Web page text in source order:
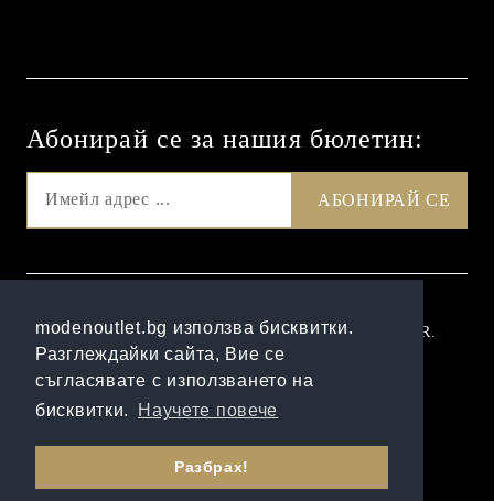
modenoutlet.bg използва бисквитки.
Разглеждайки сайта, Вие се
съгласявате с използването на
бисквитки.
Научете повече
Разбрах!
Абонирай се за нашия бюлетин:
Нашият онлайн магазин е 100% съобразен с GDPR.
Прочетете нашата политика
Моите лични данни
Онлайн магазин от SELITON